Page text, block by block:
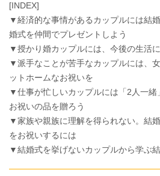
[INDEX]
▼経済的な事情があるカップルには結
婚式を仲間でプレゼントしよう
▼授かり婚カップルには、今後の生活
▼派手なことが苦手なカップルには、
ットホームなお祝いを
▼仕事が忙しいカップルには「2人一緒
お祝いの品を贈ろう
▼家族や親族に理解を得られない。結
をお祝いするには
▼結婚式を挙げないカップルから学ぶ